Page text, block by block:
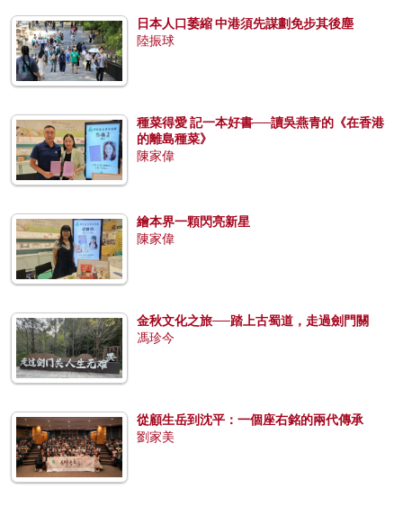
日本人口萎縮 中港須先謀劃免步其後塵
陸振球
種菜得愛 記一本好書──讀吳燕青的《在香港
的離島種菜》
陳家偉
繪本界一顆閃亮新星
陳家偉
金秋文化之旅──踏上古蜀道，走過劍門關
馮珍今
從顧生岳到沈平：一個座右銘的兩代傳承
劉家美